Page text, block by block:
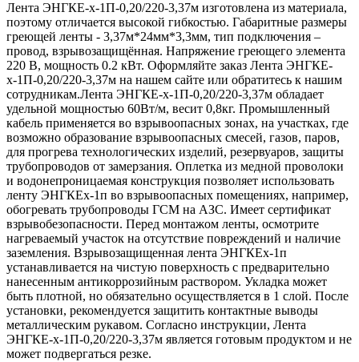
Лента ЭНГКЕ-х-1П-0,20/220-3,37м изготовлена из материала,
поэтому отличается высокой гибкостью. Габаритные размеры
греющей ленты - 3,37м*24мм*3,3мм, тип подключения –
провод, взрывозащищённая. Напряжение греющего элемента
220 В, мощность 0.2 кВт. Оформляйте заказ Лента ЭНГКЕ-
х-1П-0,20/220-3,37м на нашем сайте или обратитесь к нашим
сотрудникам.Лента ЭНГКЕ-х-1П-0,20/220-3,37м обладает
удельной мощностью 60Вт/м, весит 0,8кг. Промышленный
кабель применяется во взрывоопасных зонах, на участках, где
возможно образование взрывоопасных смесей, газов, паров,
для прогрева технологических изделий, резервуаров, защиты
трубопроводов от замерзания. Оплетка из медной проволоки
и водонепроницаемая конструкция позволяет использовать
ленту ЭНГКЕх-1п во взрывоопасных помещениях, например,
обогревать трубопроводы ГСМ на АЗС. Имеет сертификат
взрывобезопасности. Перед монтажом ленты, осмотрите
нагреваемый участок на отсутствие повреждений и наличие
заземления. Взрывозащищенная лента ЭНГКЕх-1п
устанавливается на чистую поверхность с предварительно
нанесенным антикоррозийным раствором. Укладка может
быть плотной, но обязательно осуществляется в 1 слой. После
установки, рекомендуется защитить контактные выводы
металлическим рукавом. Согласно инструкции, Лента
ЭНГКЕ-х-1П-0,20/220-3,37м является готовым продуктом и не
может подвергаться резке.